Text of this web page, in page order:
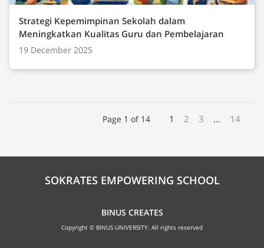
Strategi Kepemimpinan Sekolah dalam
Meningkatkan Kualitas Guru dan Pembelajaran
19 December 2025
Page 1 of 14 1 2 3 … 14
SOKRATES EMPOWERING SCHOOL
BINUS CREATES
Copyright © BINUS UNIVERSITY. All rights reserved